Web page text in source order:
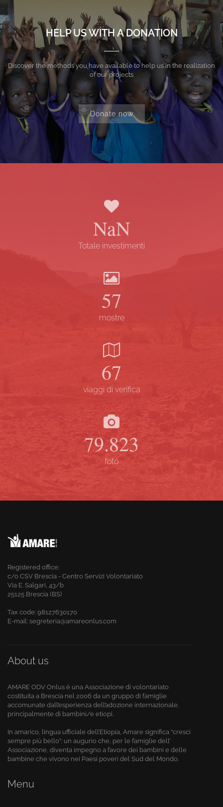
HELP US WITH A DONATION
Discover the methods you have available to help us in the realization
of our projects
Donate now
NaN
Totale investimenti
57
mostre
67
viaggi di verifica
79.823
foto
Registered office:
c/o CSV Brescia - Centro Servizi Volontariato
Via E. Salgari, 43/b
25125 Brescia (BS)
Tax code: 98127630170
E-mail: segreteria@amareonlus.com
About us
AMARE ODV Onlus è una Associazione di volontariato
costituita a Brescia nel 2006 da un gruppo di famiglie
accomunate dall’esperienza dell’adozione internazionale,
principalmente di bambini/e etiopi.
In amarico, lingua ufficiale dell’Etiopia, Amare significa “cresci
sempre più bello”: un augurio che, per le famiglie dell’
Associazione, diventa impegno a favore dei bambini e delle
bambine che vivono nei Paesi poveri del Sud del Mondo.
Menu